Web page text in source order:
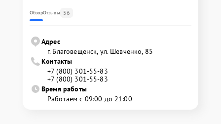
ОбзорОтзывы 56
Адрес
г. Благовещенск, ул. Шевченко, 85
Контакты
+7 (800) 301-55-83
+7 (800) 301-55-83
Время работы
Работаем с 09:00 до 21:00